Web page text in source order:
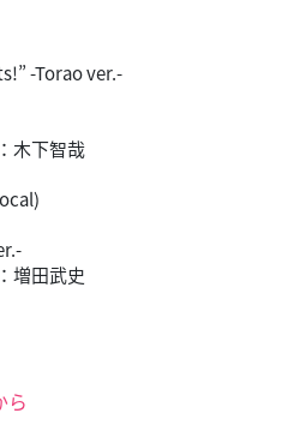
-Torao ver.-
木下智哉
増田武史
ら